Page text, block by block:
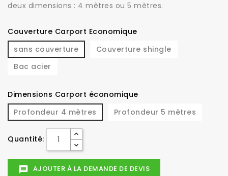
deux dimensions : 4 mètres ou 5 mètres.
Couverture Carport Economique
sans couverture
Couverture shingle
Bac acier
Dimensions Carport économique
Profondeur 4 mètres
Profondeur 5 mètres
Quantité:
message AJOUTER À LA DEMANDE DE DEVIS